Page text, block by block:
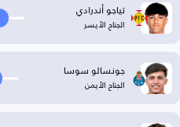
تياجو أندرادي
الجناح الأيسر
جونسالو سوسا
الجناح الأيمن